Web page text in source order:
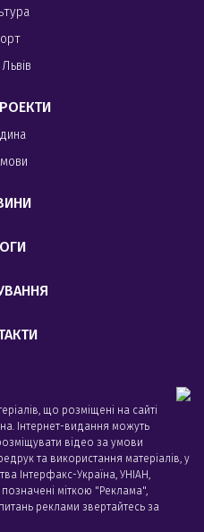
що розміщені на сайті
Інтернет-видання можуть
відео за умови
та використання матеріалів, у
Iнтерфакс-Україна, УНIАН,
міткою "Реклама",
реклами звертайтесь за